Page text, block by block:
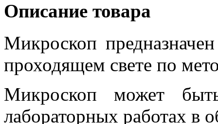
Описание товара
Микроскоп
проходящем свете по
Микроскоп может
лабораторных работах в